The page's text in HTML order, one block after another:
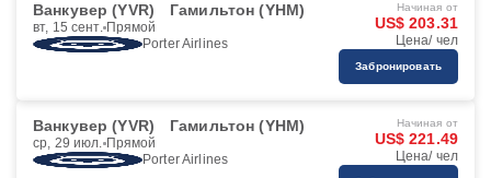
Ванкувер (YVR) Гамильтон (YHM)
вт, 15 сент. Прямой
Porter Airlines
Начиная от
US$ 203.31
Цена/ чел
Забронировать
Ванкувер (YVR) Гамильтон (YHM)
ср, 29 июл. Прямой
Porter Airlines
Начиная от
US$ 221.49
Цена/ чел